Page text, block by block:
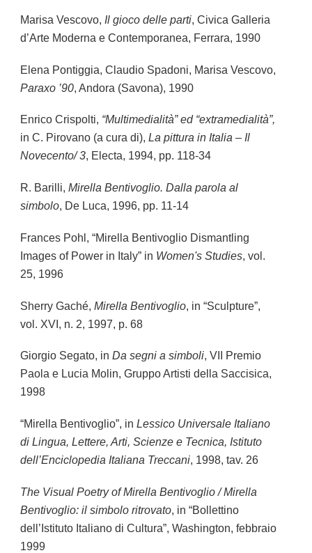
Marisa Vescovo, Il gioco delle parti, Civica Galleria
d’Arte Moderna e Contemporanea, Ferrara, 1990
Elena Pontiggia, Claudio Spadoni, Marisa Vescovo,
Paraxo ’90 , Andora (Savona), 1990
Enrico Crispolti, “Multimedialità” ed “extramedialità”,
in C. Pirovano (a cura di), La pittura in Italia – Il
Novecento/ 3, Electa, 1994, pp. 118-34
R. Barilli, Mirella Bentivoglio. Dalla parola al
simbolo, De Luca, 1996, pp. 11-14
Frances Pohl, “Mirella Bentivoglio Dismantling
Images of Power in Italy” in Women's Studies, vol.
25, 1996
Sherry Gaché, Mirella Bentivoglio , in “Sculpture”,
vol. XVI, n. 2, 1997, p. 68
Giorgio Segato, in Da segni a simboli, VII Premio
Paola e Lucia Molin, Gruppo Artisti della Saccisica,
1998
“Mirella Bentivoglio”, in Lessico Universale Italiano
di Lingua, Lettere, Arti, Scienze e Tecnica, Istituto
dell’Enciclopedia Italiana Treccani, 1998, tav. 26
The Visual Poetry of Mirella Bentivoglio / Mirella
Bentivoglio: il simbolo ritrovato, in “Bollettino
dell’Istituto Italiano di Cultura”, Washington, febbraio
1999